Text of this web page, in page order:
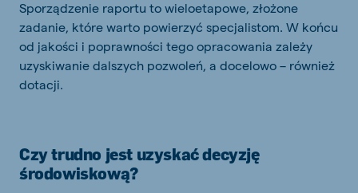
Sporządzenie raportu to wieloetapowe, złożone
zadanie, które warto powierzyć specjalistom. W końcu
od jakości i poprawności tego opracowania zależy
uzyskiwanie dalszych pozwoleń, a docelowo – również
dotacji.
Czy trudno jest uzyskać decyzję
środowiskową?